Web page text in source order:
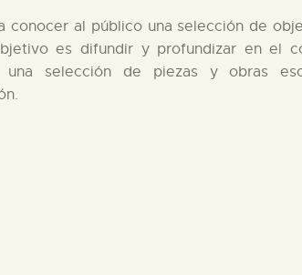
al público una selección de
es difundir y profundizar en el
selección de piezas y obras